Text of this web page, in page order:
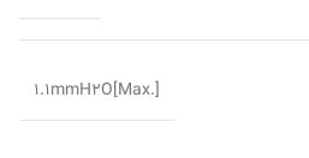
1.1mmH2O[Max.]